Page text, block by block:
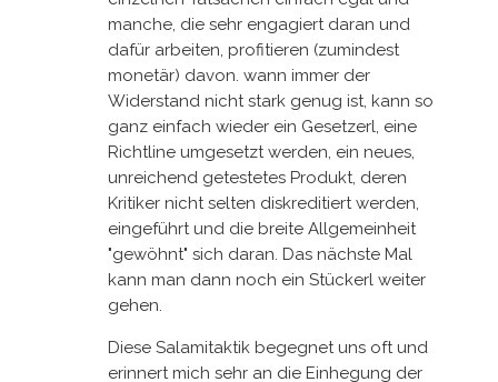
manche, die sehr engagiert daran und
dafür arbeiten, profitieren (zumindest
monetär) davon. wann immer der
Widerstand nicht stark genug ist, kann so
ganz einfach wieder ein Gesetzerl, eine
Richtline umgesetzt werden, ein neues,
unreichend getestetes Produkt, deren
Kritiker nicht selten diskreditiert werden,
eingeführt und die breite Allgemeinheit
"gewöhnt" sich daran. Das nächste Mal
kann man dann noch ein Stückerl weiter
gehen.
Diese Salamitaktik begegnet uns oft und
erinnert mich sehr an die Einhegung der